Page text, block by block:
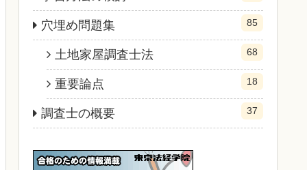
穴埋め問題集 85
土地家屋調査士法 68
重要論点 18
調査士の概要 37